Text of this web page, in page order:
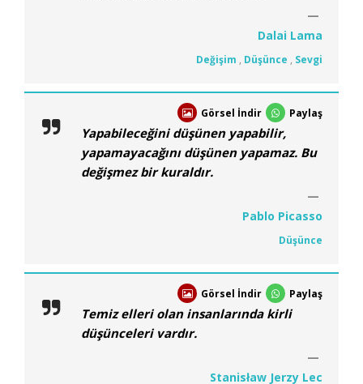
Dalai Lama
Değişim , Düşünce , Sevgi
Görsel İndir Paylaş
Yapabileceğini düşünen yapabilir,
yapamayacağını düşünen yapamaz. Bu
değişmez bir kuraldır.
Pablo Picasso
Düşünce
Görsel İndir Paylaş
Temiz elleri olan insanlarında kirli
düşünceleri vardır.
Stanisław Jerzy Lec